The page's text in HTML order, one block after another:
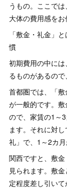
うもの。ここで
大体の費用感をお
「敷金・礼金」
慣
初期費用の中に
るものがあるので
首都圏では、「
が一般的です。
ので、家賃の1～
ます。それに対
礼」で、1～2カ
関西ですと、敷
見られます。敷
定程度差し引い